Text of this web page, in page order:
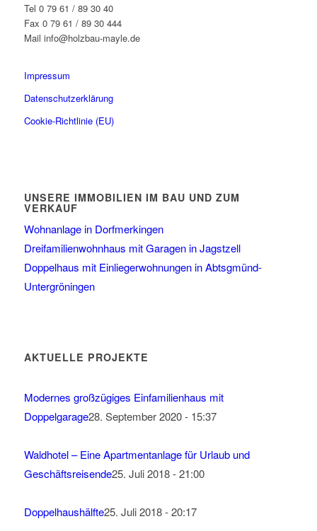
Tel 0 79 61 / 89 30 40
Fax 0 79 61 / 89 30 444
Mail info@holzbau-mayle.de
Impressum
Datenschutzerklärung
Cookie-Richtlinie (EU)
UNSERE IMMOBILIEN IM BAU UND ZUM
VERKAUF
Wohnanlage in Dorfmerkingen
Dreifamilienwohnhaus mit Garagen in Jagstzell
Doppelhaus mit Einliegerwohnungen in Abtsgmünd-
Untergröningen
AKTUELLE PROJEKTE
Modernes großzügiges Einfamilienhaus mit
Doppelgarage28. September 2020 - 15:37
Waldhotel – Eine Apartmentanlage für Urlaub und
Geschäftsreisende25. Juli 2018 - 21:00
Doppelhaushälfte25. Juli 2018 - 20:17